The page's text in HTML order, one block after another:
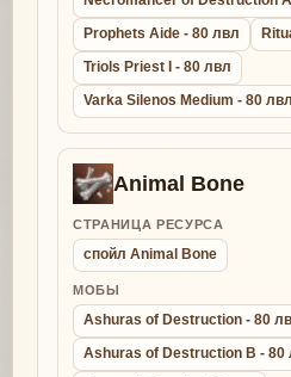
Prophets Aide - 80 лвл
Triols Priest I - 80 лвл
Varka Silenos Medium - 80 лвл
Animal Bone
СТРАНИЦА РЕСУРСА
спойл Animal Bone
МОБЫ
Ashuras of Destruction - 80
Ashuras of Destruction B - 80